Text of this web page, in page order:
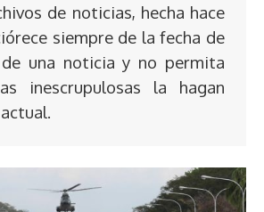
de noticias, hecha hace
siempre de la fecha de
una noticia y no permita
inescrupulosas la hagan